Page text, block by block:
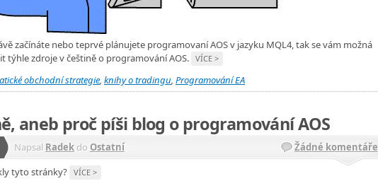
začínáte nebo teprvé plánujete programovaní AOS v jazyku MQL4, tak se vám možná
týhle zdroje v češtině o programování AOS. VÍCE >
obchodní strategie, knihy o tradingu, Programování EA
aneb proč píši blog o programování AOS
Napsal Radek do Ostatní
Žádné komentáře
tyto stránky? VÍCE >